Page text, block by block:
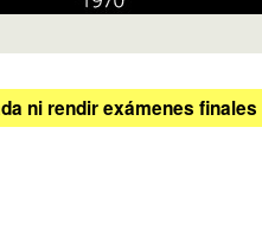
ni rendir exámenes finales